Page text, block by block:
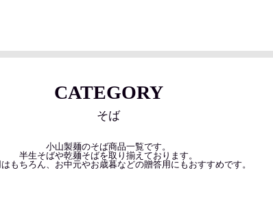
CATEGORY
そば
小山製麺のそば商品一覧です。
半生そばや乾麺そばを取り揃えております。
もちろん、お中元やお歳暮などの贈答用にもおすすめです。